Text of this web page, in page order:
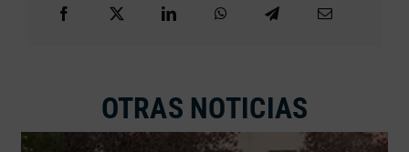
OTRAS NOTICIAS